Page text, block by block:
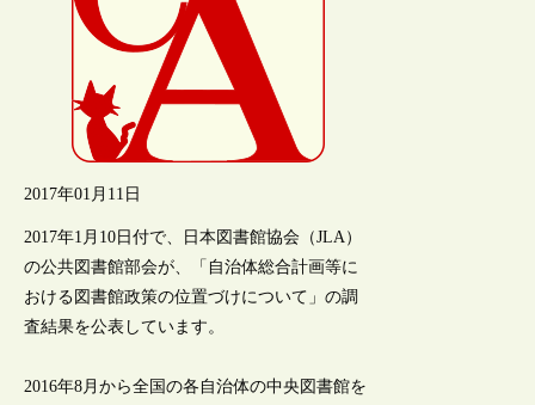
2017年01月11日
2017年1月10日付で、日本図書館協会（JLA）
の公共図書館部会が、「自治体総合計画等に
おける図書館政策の位置づけについて」の調
査結果を公表しています。
2016年8月から全国の各自治体の中央図書館を